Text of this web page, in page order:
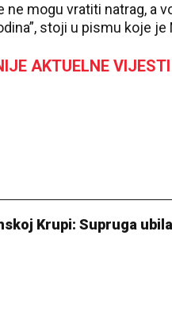
mogu vratiti natrag, a
stoji u pismu koje
AKTUELNE VIJESTI
Krupi: Supruga